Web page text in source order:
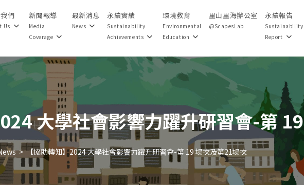
們
Us
新聞報導
Media
Coverage
最新消息
News
永續實績
Sustainability
Achievements
環境教育
Environmental
Education
里山里海辦公室
@ScapesLab
永續報告
Sustainability
Report
大學社會影響力躍升研習會-第
> 【協助轉知】2024 大學社會影響力躍升研習會-第 19 場次及第21場次